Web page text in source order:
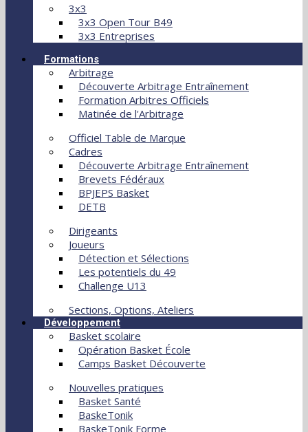
3x3
3x3 Open Tour B49
3x3 Entreprises
Formations
Arbitrage
Découverte Arbitrage Entraînement
Formation Arbitres Officiels
Matinée de l'Arbitrage
Officiel Table de Marque
Cadres
Découverte Arbitrage Entraînement
Brevets Fédéraux
BPJEPS Basket
DETB
Dirigeants
Joueurs
Détection et Sélections
Les potentiels du 49
Challenge U13
Sections, Options, Ateliers
Développement
Basket scolaire
Opération Basket École
Camps Basket Découverte
Nouvelles pratiques
Basket Santé
BaskeTonik
BaskeTonik Forme